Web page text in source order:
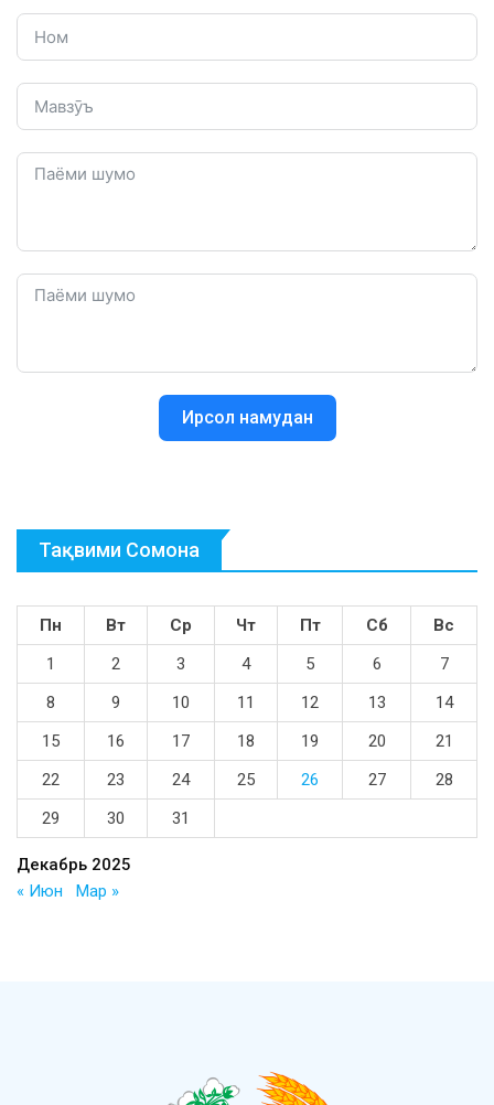
Ирсол намудан
Тақвими Сомона
Декабрь 2025
Пн Вт Ср Чт Пт Сб
Вс
1
2 3 4 5 6
7
8
9 10 11 12 13
14
15
16 17 18 19 20
21
22
23 24 25 26 27
28
29
30 31
« Июн Мар »